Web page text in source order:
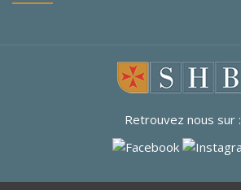
Retrouvez nous sur :